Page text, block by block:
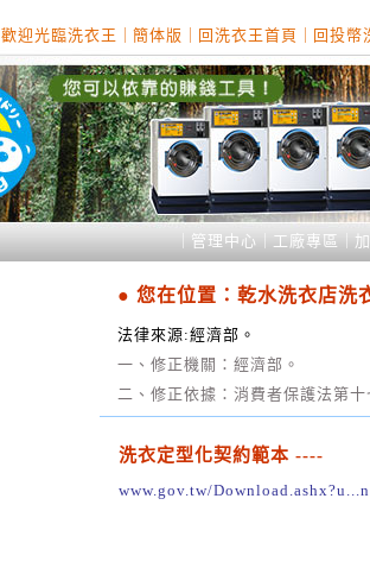
歡迎光臨洗衣王 簡体版 回洗衣王首頁 回投幣
管理中心 工廠專區
● 您在位置：乾水洗衣店洗
法律來源:經濟部。
一、修正機關：經濟部。
二、修正依據：消費者保護法第
洗衣定型化契約範本 ----
www.gov.tw/